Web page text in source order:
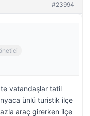
#23994
vatandaşlar tatil
ünlü turistik ilçe
araç girerken ilçe